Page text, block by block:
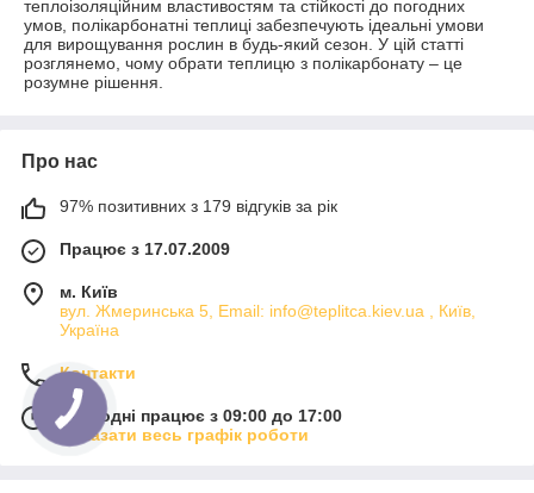
теплоізоляційним властивостям та стійкості до погодних
умов, полікарбонатні теплиці забезпечують ідеальні умови
для вирощування рослин в будь-який сезон. У цій статті
розглянемо, чому обрати теплицю з полікарбонату – це
розумне рішення.
Про нас
97% позитивних з 179 відгуків за рік
Працює з 17.07.2009
м. Київ
вул. Жмеринська 5, Email: info@teplitca.kiev.ua , Київ,
Україна
Контакти
Сьогодні працює з 09:00 до 17:00
Показати весь графік роботи